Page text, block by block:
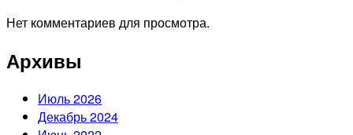
Нет комментариев для просмотра.
Архивы
Июль 2026
Декабрь 2024